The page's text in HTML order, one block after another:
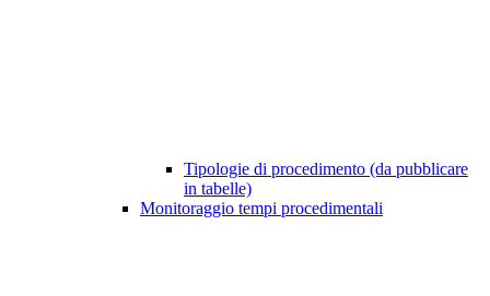
Tipologie di procedimento (da pubblicare
in tabelle)
Monitoraggio tempi procedimentali